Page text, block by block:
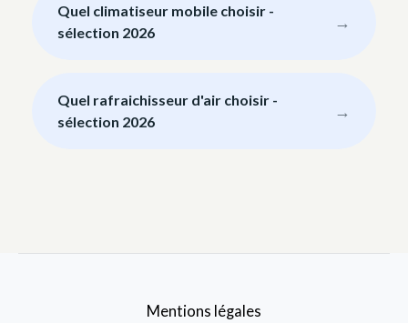
Quel climatiseur mobile choisir -
sélection 2026
Quel rafraichisseur d'air choisir -
sélection 2026
Mentions légales